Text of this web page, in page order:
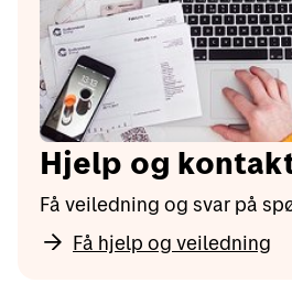
Hjelp og
Få veiledning og svar på
Få hjelp og veiledning